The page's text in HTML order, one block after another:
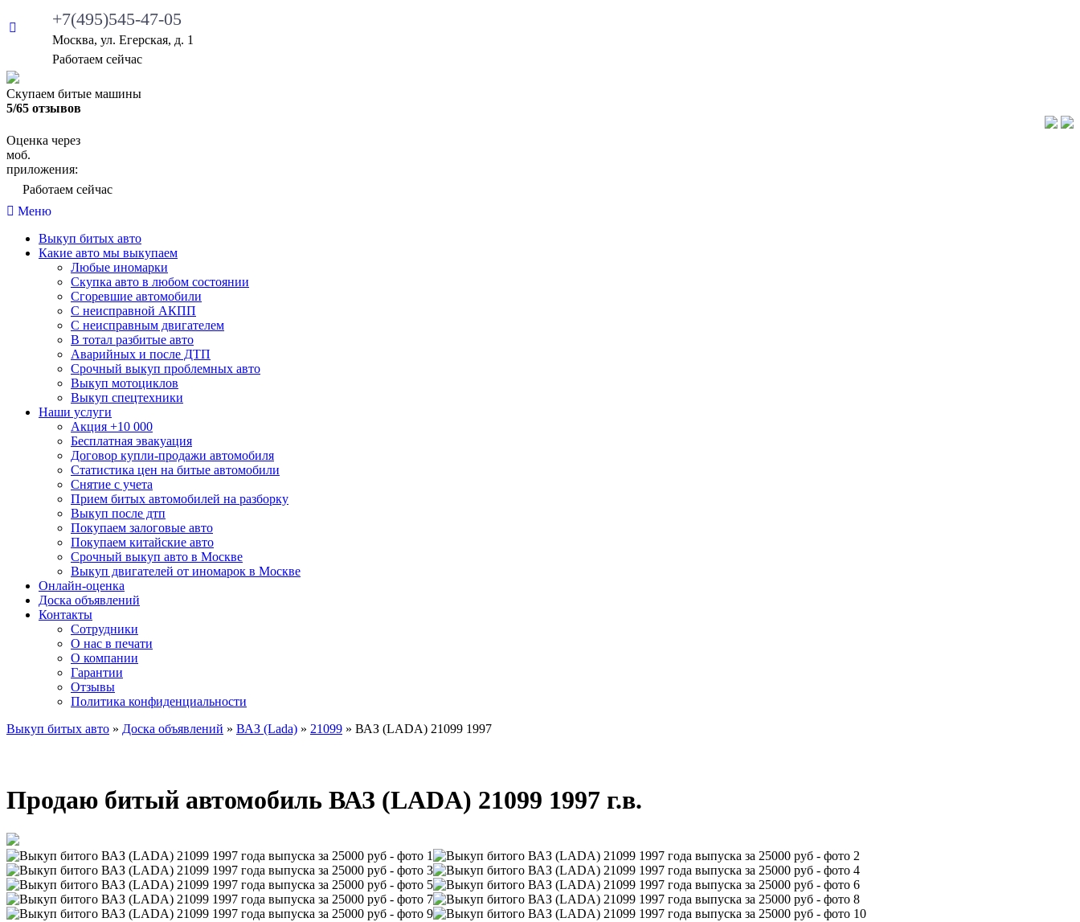
+7(495)545-47-05
Москва, ул. Егерская, д. 1
Работаем сейчас
Скупаем битые машины
5/65 отзывов
Оценка через
моб.
приложения:
Работаем сейчас
Меню
Выкуп битых авто
Какие авто мы выкупаем
Любые иномарки
Скупка авто в любом состоянии
Сгоревшие автомобили
С неисправной АКПП
С неисправным двигателем
В тотал разбитые авто
Аварийных и после ДТП
Срочный выкуп проблемных авто
Выкуп мотоциклов
Выкуп спецтехники
Наши услуги
Акция +10 000
Бесплатная эвакуация
Договор купли-продажи автомобиля
Статистика цен на битые автомобили
Снятие с учета
Прием битых автомобилей на разборку
Выкуп после дтп
Покупаем залоговые авто
Покупаем китайские авто
Срочный выкуп авто в Москве
Выкуп двигателей от иномарок в Москве
Онлайн-оценка
Доска объявлений
Контакты
Сотрудники
О нас в печати
О компании
Гарантии
Отзывы
Политика конфиденциальности
Выкуп битых авто » Доска объявлений » ВАЗ (Lada) » 21099 » ВАЗ (LADA) 21099 1997
Продаю битый автомобиль ВАЗ (LADA) 21099 1997 г.в.